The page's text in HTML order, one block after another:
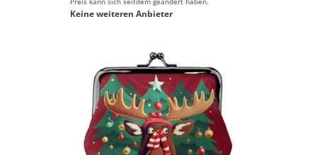
Keine weiteren Anbieter